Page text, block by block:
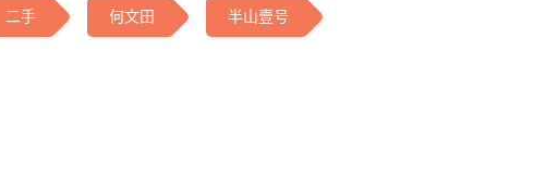
二手 何文田 半山壹号